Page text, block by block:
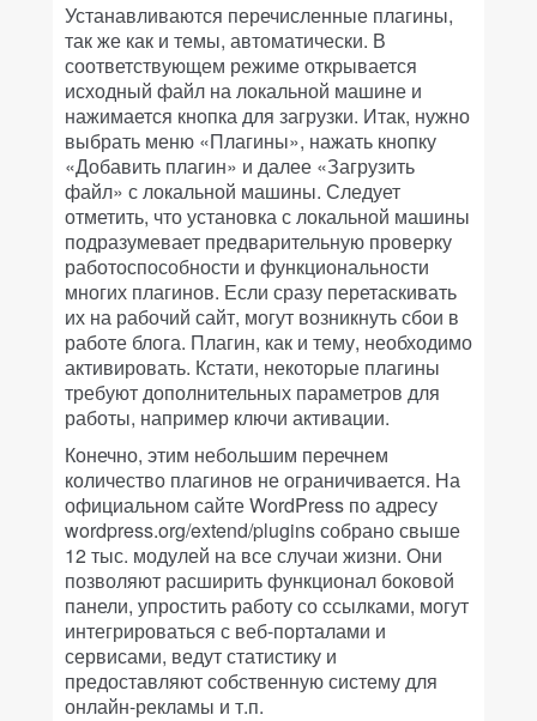
Устанавливаются перечисленные плагины,
так же как и темы, автоматически. В
соответствующем режиме открывается
исходный файл на локальной машине и
нажимается кнопка для загрузки. Итак, нужно
выбрать меню «Плагины», нажать кнопку
«Добавить плагин» и далее «Загрузить
файл» с локальной машины. Следует
отметить, что установка с локальной машины
подразумевает предварительную проверку
работоспособности и функциональности
многих плагинов. Если сразу перетаскивать
их на рабочий сайт, могут возникнуть сбои в
работе блога. Плагин, как и тему, необходимо
активировать. Кстати, некоторые плагины
требуют дополнительных параметров для
работы, например ключи активации.
Конечно, этим небольшим перечнем
количество плагинов не ограничивается. На
официальном сайте WordPress по адресу
wordpress.org/extend/plugins собрано свыше
12 тыс. модулей на все случаи жизни. Они
позволяют расширить функционал боковой
панели, упростить работу со ссылками, могут
интегрироваться с веб-порталами и
сервисами, ведут статистику и
предоставляют собственную систему для
онлайн-рекламы и т.п.